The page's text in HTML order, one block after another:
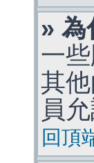
» 為
一
其
員
回頂